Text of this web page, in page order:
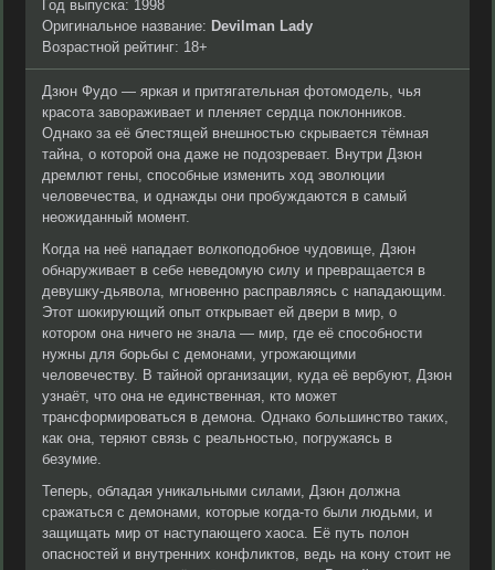
Год выпуска: 1998
Оригинальное название: Devilman Lady
Возрастной рейтинг: 18+
Дзюн Фудо — яркая и притягательная фотомодель, чья
красота завораживает и пленяет сердца поклонников.
Однако за её блестящей внешностью скрывается тёмная
тайна, о которой она даже не подозревает. Внутри Дзюн
дремлют гены, способные изменить ход эволюции
человечества, и однажды они пробуждаются в самый
неожиданный момент.
Когда на неё нападает волкоподобное чудовище, Дзюн
обнаруживает в себе неведомую силу и превращается в
девушку-дьявола, мгновенно расправляясь с нападающим.
Этот шокирующий опыт открывает ей двери в мир, о
котором она ничего не знала — мир, где её способности
нужны для борьбы с демонами, угрожающими
человечеству. В тайной организации, куда её вербуют, Дзюн
узнаёт, что она не единственная, кто может
трансформироваться в демона. Однако большинство таких,
как она, теряют связь с реальностью, погружаясь в
безумие.
Теперь, обладая уникальными силами, Дзюн должна
сражаться с демонами, которые когда-то были людьми, и
защищать мир от наступающего хаоса. Её путь полон
опасностей и внутренних конфликтов, ведь на кону стоит не